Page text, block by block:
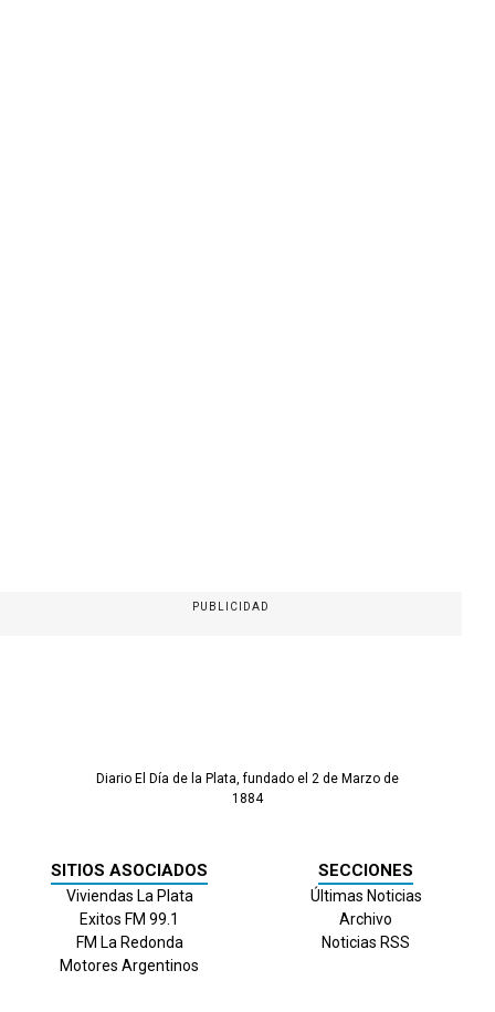
PUBLICIDAD
Diario El Día de la Plata, fundado el 2 de Marzo de
1884
SITIOS ASOCIADOS
Viviendas La Plata
Exitos FM 99.1
FM La Redonda
Motores Argentinos
SECCIONES
Últimas Noticias
Archivo
Noticias RSS